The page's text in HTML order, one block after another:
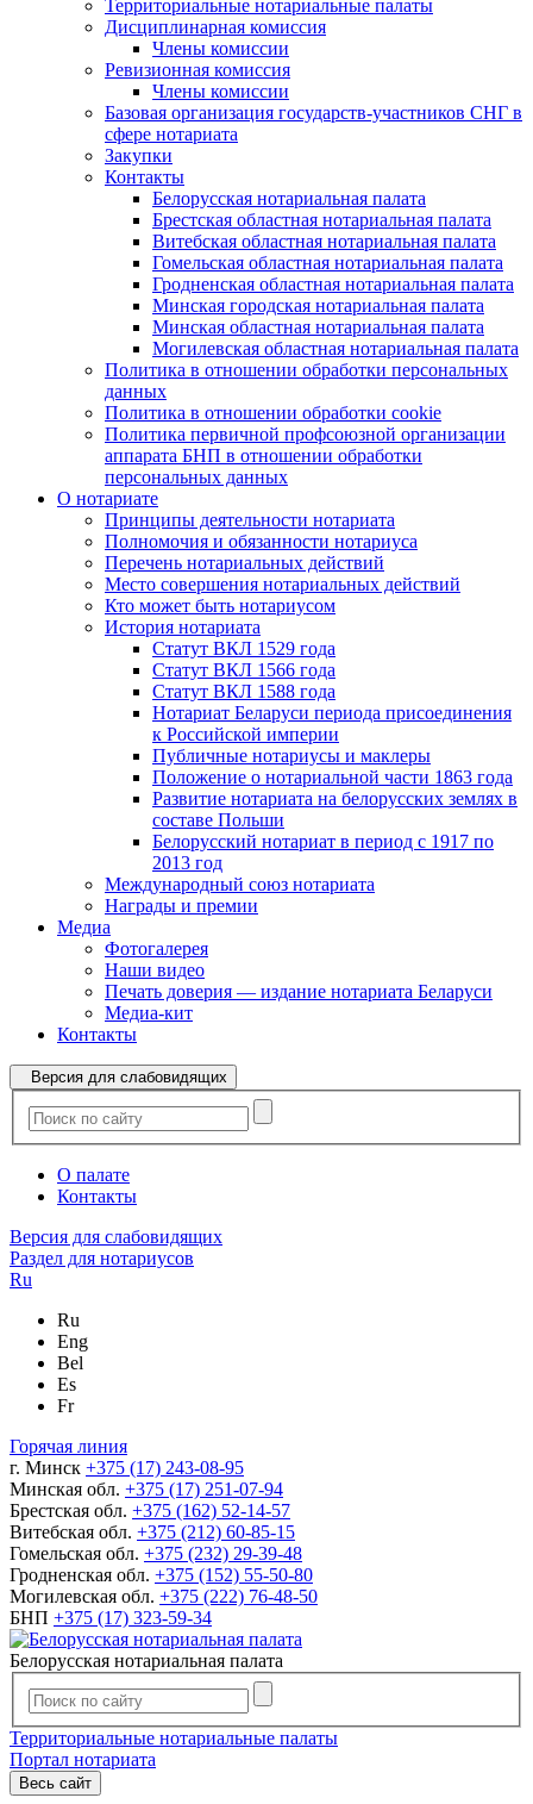
Территориальные нотариальные палаты
Дисциплинарная комиссия
Члены комиссии
Ревизионная комиссия
Члены комиссии
Базовая организация государств-участников СНГ в
сфере нотариата
Закупки
Контакты
Белорусская нотариальная палата
Брестская областная нотариальная палата
Витебская областная нотариальная палата
Гомельская областная нотариальная палата
Гродненская областная нотариальная палата
Минская городская нотариальная палата
Минская областная нотариальная палата
Могилевская областная нотариальная палата
Политика в отношении обработки персональных
данных
Политика в отношении обработки cookie
Политика первичной профсоюзной организации
аппарата БНП в отношении обработки
персональных данных
О нотариате
Принципы деятельности нотариата
Полномочия и обязанности нотариуса
Перечень нотариальных действий
Место совершения нотариальных действий
Кто может быть нотариусом
История нотариата
Статут ВКЛ 1529 года
Статут ВКЛ 1566 года
Статут ВКЛ 1588 года
Нотариат Беларуси периода присоединения
к Российской империи
Публичные нотариусы и маклеры
Положение о нотариальной части 1863 года
Развитие нотариата на белорусских землях в
составе Польши
Белорусский нотариат в период с 1917 по
2013 год
Международный союз нотариата
Награды и премии
Медиа
Фотогалерея
Наши видео
Печать доверия — издание нотариата Беларуси
Медиа-кит
Контакты
Версия для слабовидящих
О палате
Контакты
Версия для слабовидящих
Раздел для нотариусов
Ru
Ru
Eng
Bel
Es
Fr
Горячая линия
г. Минск +375 (17) 243-08-95
Минская обл. +375 (17) 251-07-94
Брестская обл. +375 (162) 52-14-57
Витебская обл. +375 (212) 60-85-15
Гомельская обл. +375 (232) 29-39-48
Гродненская обл. +375 (152) 55-50-80
Могилевская обл. +375 (222) 76-48-50
БНП +375 (17) 323-59-34
Белорусская нотариальная палата
Территориальные нотариальные палаты
Портал нотариата
Весь сайт